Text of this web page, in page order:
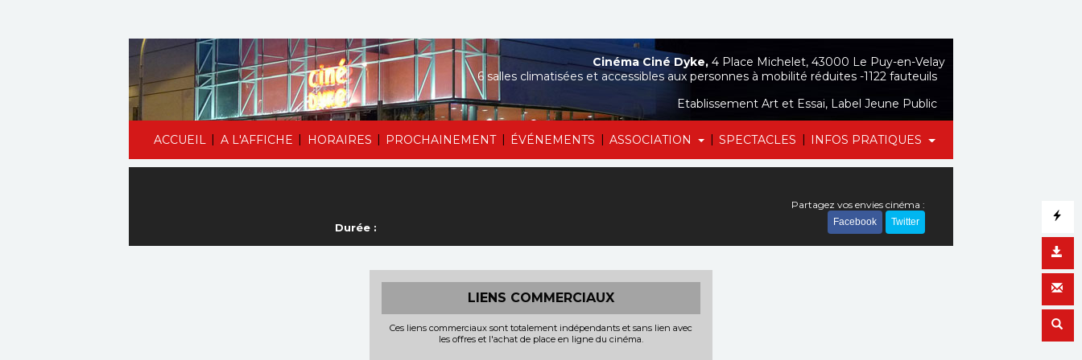
ACCUEIL | A L'AFFICHE | HORAIRES | PROCHAINEMENT | ÉVÉNEMENTS | ASSOCIATION | SPECTACLES | INFOS PRATIQUES
Cinéma Ciné Dyke, 4 Place Michelet, 43000 Le Puy-en-Velay
6 salles climatisées et accessibles aux personnes à mobilité réduites -1122 fauteuils
Etablissement Art et Essai, Label Jeune Public
Durée :
Partagez vos envies cinéma :
Facebook Twitter
LIENS COMMERCIAUX
Ces liens commerciaux sont totalement indépendants et sans lien avec
les offres et l'achat de place en ligne du cinéma.